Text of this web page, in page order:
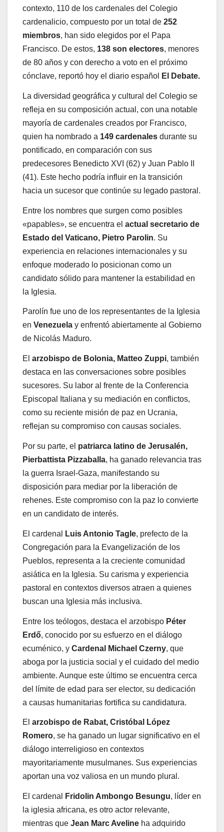
contexto, 110 de los cardenales del Colegio
cardenalicio, compuesto por un total de 252
miembros, han sido elegidos por el Papa
Francisco. De estos, 138 son electores, menores
de 80 años y con derecho a voto en el próximo
cónclave, reportó hoy el diario español
El Debate.
La diversidad geográfica y cultural del Colegio se
refleja en su composición actual, con una notable
mayoría de cardenales creados por Francisco,
quien ha nombrado a 149 cardenales durante su
pontificado, en comparación con sus
predecesores Benedicto XVI (62) y Juan Pablo II
(41). Este hecho podría influir en la transición
hacia un sucesor que continúe su legado pastoral.
Entre los nombres que surgen como posibles
«papables», se encuentra el actual secretario de
Estado del Vaticano, Pietro Parolin. Su
experiencia en relaciones internacionales y su
enfoque moderado lo posicionan como un
candidato sólido para mantener la estabilidad en
la Iglesia.
Parolín fue uno de los representantes de la Iglesia
en Venezuela y enfrentó abiertamente al Gobierno
de Nicolás Maduro.
El arzobispo de Bolonia, Matteo Zuppi, también
destaca en las conversaciones sobre posibles
sucesores. Su labor al frente de la Conferencia
Episcopal Italiana y su mediación en conflictos,
como su reciente misión de paz en Ucrania,
reflejan su compromiso con causas sociales.
Por su parte, el patriarca latino de Jerusalén,
Pierbattista Pizzaballa, ha ganado relevancia tras
la guerra Israel-Gaza, manifestando su
disposición para mediar por la liberación de
rehenes. Este compromiso con la paz lo convierte
en un candidato de interés.
El cardenal Luis Antonio Tagle, prefecto de la
Congregación para la Evangelización de los
Pueblos, representa a la creciente comunidad
asiática en la Iglesia. Su carisma y experiencia
pastoral en contextos diversos atraen a quienes
buscan una Iglesia más inclusiva.
Entre los teólogos, destaca el arzobispo Péter
Erdő, conocido por su esfuerzo en el diálogo
ecuménico, y Cardenal Michael Czerny, que
aboga por la justicia social y el cuidado del medio
ambiente. Aunque este último se encuentra cerca
del límite de edad para ser elector, su dedicación
a causas humanitarias fortifica su candidatura.
El arzobispo de Rabat, Cristóbal López
Romero, se ha ganado un lugar significativo en el
diálogo interreligioso en contextos
mayoritariamente musulmanes. Sus experiencias
aportan una voz valiosa en un mundo plural.
El cardenal Fridolin Ambongo Besungu, líder en
la iglesia africana, es otro actor relevante,
mientras que Jean Marc Aveline ha adquirido